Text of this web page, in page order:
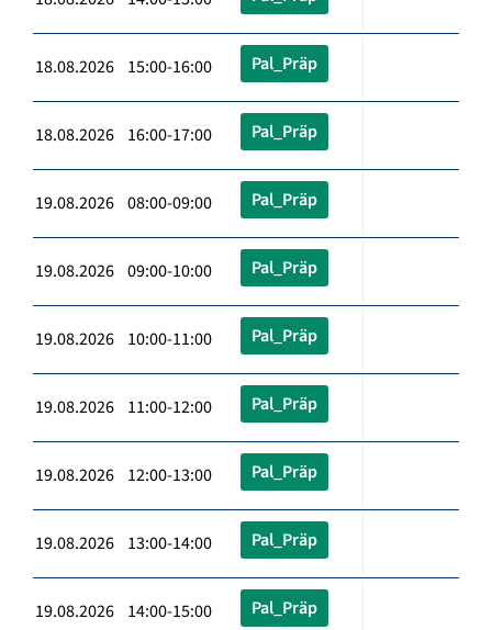
18.08.2026 15:00-16:00 Pal_Präp
18.08.2026 16:00-17:00 Pal_Präp
19.08.2026 08:00-09:00 Pal_Präp
19.08.2026 09:00-10:00 Pal_Präp
19.08.2026 10:00-11:00 Pal_Präp
19.08.2026 11:00-12:00 Pal_Präp
19.08.2026 12:00-13:00 Pal_Präp
19.08.2026 13:00-14:00 Pal_Präp
19.08.2026 14:00-15:00 Pal_Präp